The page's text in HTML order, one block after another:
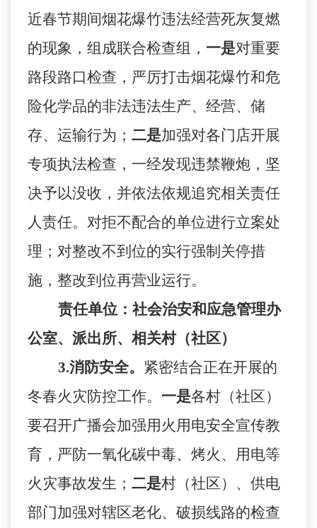
近春节期间烟花爆竹违法经营死灰复燃
的现象，组成联合检查组， 一是对重要
路段路口检查，严厉打击烟花爆竹和危
险化学品的非法违法生产、经营、储
存、运输行为； 二是加强对各门店开展
专项执法检查，一经发现违禁鞭炮，坚
决予以没收，并依法依规追究相关责任
人责任。对拒不配合的单位进行立案处
理；对整改不到位的实行强制关停措
施，整改到位再营业运行。
责任单位： 社会治安和应急管理办
公室、派出所、相关村（社区）
3.消防安全。 紧密结合正在开展的
冬春火灾防控工作。 一是各村（社区）
要召开广播会加强用火用电安全宣传教
育，严防一氧化碳中毒、烤火、用电等
火灾事故发生； 二是村（社区）、供电
部门加强对辖区老化、破损线路的检查